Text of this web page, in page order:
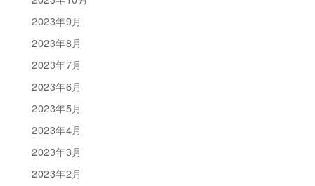
2023年9月
2023年8月
2023年7月
2023年6月
2023年5月
2023年4月
2023年3月
2023年2月